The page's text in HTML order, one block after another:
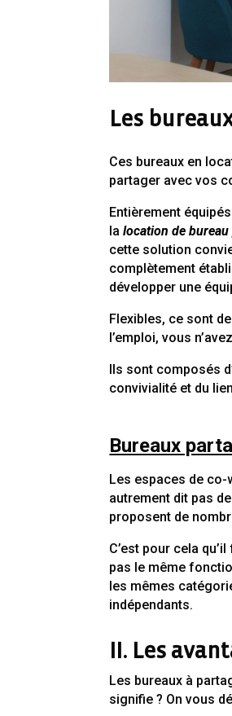
Les
Ces bureaux en
partager avec vos
Entièrement
lalocation de bureau
cette solution
complètement
développer une
Flexibles, ce sont
l’emploi, vous
Ils sont composés
convivialité et du
Bureaux
Les espaces de
autrement dit pas
proposent de
C’est pour cela
pas le même
les mêmes
indépendants.
II. Les
Les bureaux à
signifie ? On vous